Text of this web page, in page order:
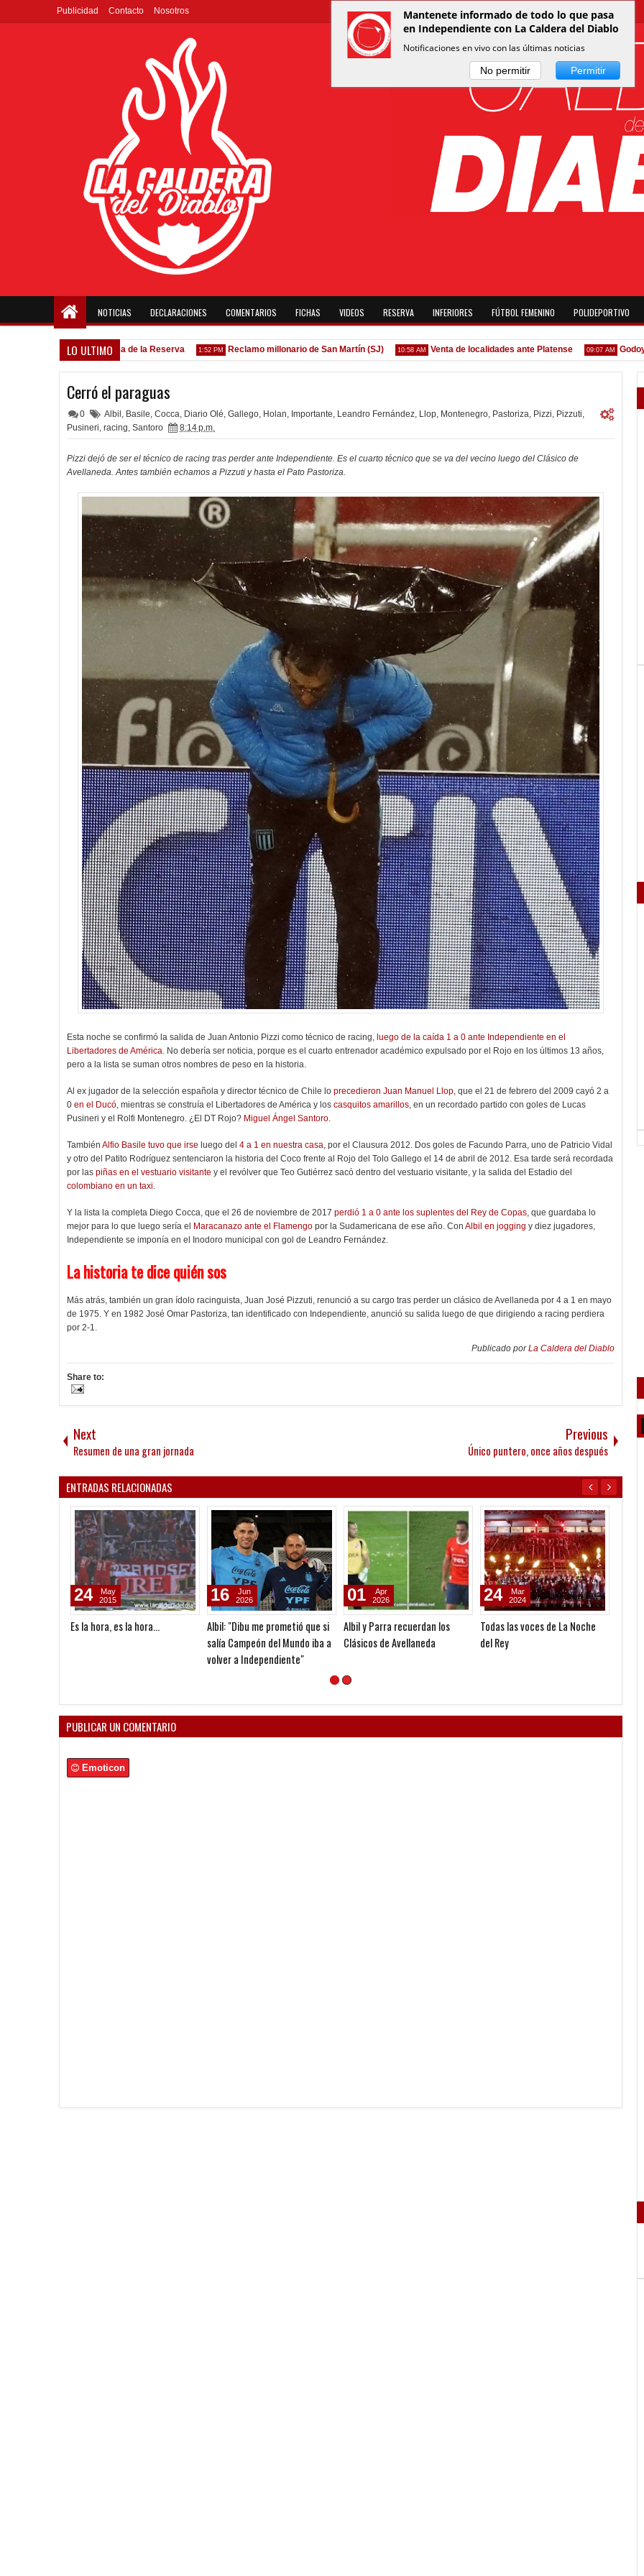
Publicidad Contacto Nosotros
NOTICIAS DECLARACIONES COMENTARIOS FICHAS VIDEOS RESERVA INFERIORES FÚTBOL FEMENINO POLIDEPORTIVO
LO ULTIMO
Goleada histórica de la Reserva 1:52 PM Reclamo millonario de San Martín (SJ) 10:58 AM Venta de localidades ante Platense 09:07 AM Godoy
Cerró el paraguas
0 Albil , Basile, Cocca, Diario Olé, Gallego, Holan, Importante, Leandro Fernández, Llop, Montenegro, Pastoriza, Pizzi, Pizzuti,
Pusineri, racing, Santoro 8:14 p.m.
Pizzi dejó de ser el técnico de racing tras perder ante Independiente. Es el cuarto técnico que se va del vecino luego del Clásico de
Avellaneda. Antes también echamos a Pizzuti y hasta el Pato Pastoriza.
Esta noche se confirmó la salida de Juan Antonio Pizzi como técnico de racing, luego de la caída 1 a 0 ante Independiente en el
Libertadores de América. No debería ser noticia, porque es el cuarto entrenador académico expulsado por el Rojo en los últimos 13 años,
pero a la lista se suman otros nombres de peso en la historia.
Al ex jugador de la selección española y director técnico de Chile lo precedieron Juan Manuel Llop, que el 21 de febrero del 2009 cayó 2 a
0 en el Ducó, mientras se construía el Libertadores de América y los casquitos amarillos, en un recordado partido con goles de Lucas
Pusineri y el Rolfi Montenegro. ¿El DT Rojo? Miguel Ángel Santoro.
También Alfio Basile tuvo que irse luego del 4 a 1 en nuestra casa, por el Clausura 2012. Dos goles de Facundo Parra, uno de Patricio Vidal
y otro del Patito Rodríguez sentenciaron la historia del Coco frente al Rojo del Tolo Gallego el 14 de abril de 2012. Esa tarde será recordada
por las piñas en el vestuario visitante y el revólver que Teo Gutiérrez sacó dentro del vestuario visitante, y la salida del Estadio del
colombiano en un taxi.
Y la lista la completa Diego Cocca, que el 26 de noviembre de 2017 perdió 1 a 0 ante los suplentes del Rey de Copas, que guardaba lo
mejor para lo que luego sería el
Maracanazo ante el Flamengo por la Sudamericana de ese año. Con Albil en jogging y diez jugadores,
Independiente se imponía en el Inodoro municipal con gol de Leandro Fernández.
La historia te dice quién sos
Más atrás, también un gran ídolo racinguista, Juan José Pizzuti, renunció a su cargo tras perder un clásico de Avellaneda por 4 a 1 en mayo
de 1975. Y en 1982 José Omar Pastoriza, tan identificado con Independiente, anunció su salida luego de que dirigiendo a racing perdiera
por 2-1.
Publicado porLa Caldera del Diablo
Share to:
Next
Resumen de una gran jornada
Previous
Único puntero, once años después
ENTRADAS RELACIONADAS
Es la hora, es la hora...
24
May
2015
Albil: "Dibu me prometió que si
salía Campeón del Mundo iba a
volver a Independiente"
16
Jun
2026
Albil y Parra recuerdan los
Clásicos de Avellaneda
01
Apr
2026
Todas las voces de La Noche
del Rey
24
Mar
2024
Mirá
PUBLICAR UN COMENTARIO
Emoticon
Mantenete informado de todo lo que pasa
en Independiente con La Caldera del Diablo
Notificaciones en vivo con las últimas noticias
No permitir Permitir